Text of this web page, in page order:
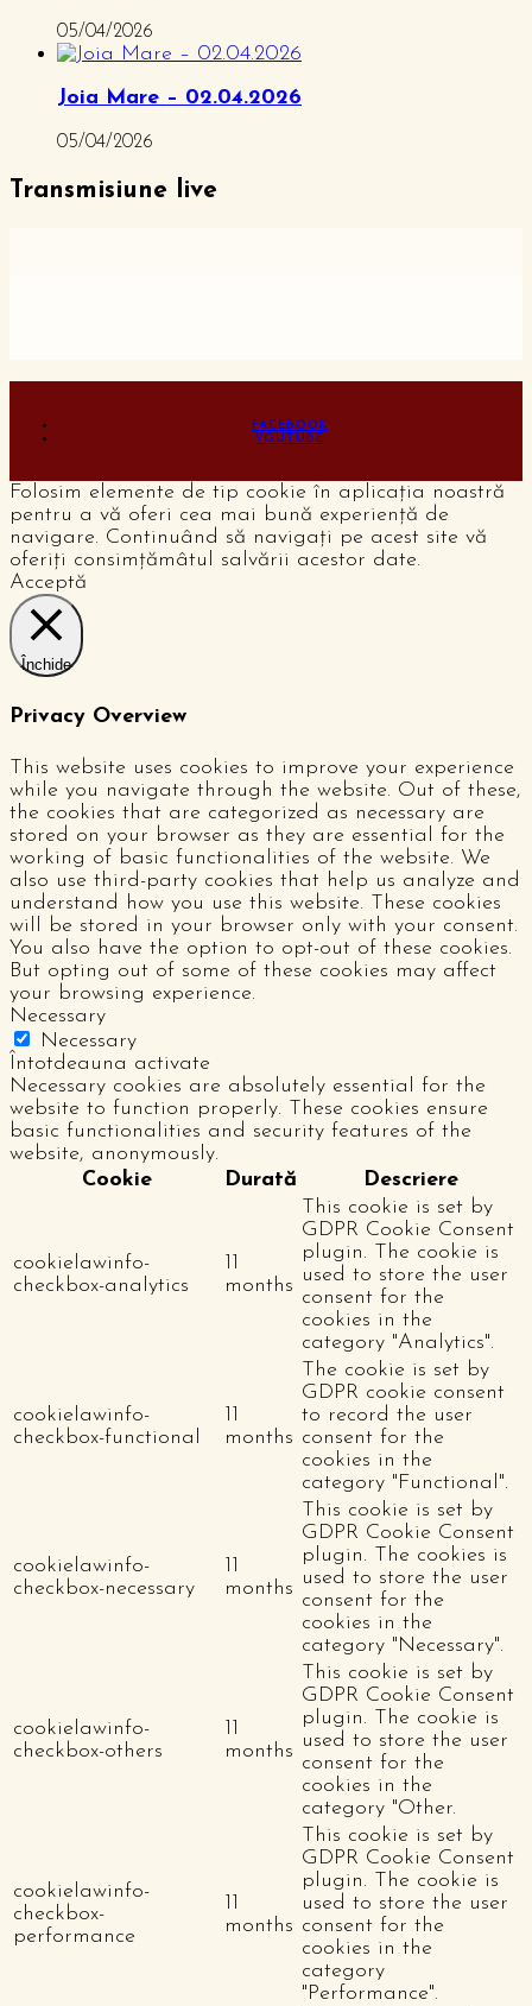
05/04/2026
Joia Mare – 02.04.2026
05/04/2026
Transmisiune live
FACEBOOK
YOUTUBE
Folosim elemente de tip cookie în aplicația noastră
pentru a vă oferi cea mai bună experiență de
navigare. Continuând să navigați pe acest site vă
oferiți consimțămâtul salvării acestor date.
Acceptă
Închide
Privacy Overview
This website uses cookies to improve your experience
while you navigate through the website. Out of these,
the cookies that are categorized as necessary are
stored on your browser as they are essential for the
working of basic functionalities of the website. We
also use third-party cookies that help us analyze and
understand how you use this website. These cookies
will be stored in your browser only with your consent.
You also have the option to opt-out of these cookies.
But opting out of some of these cookies may affect
your browsing experience.
Necessary
Necessary
Întotdeauna activate
Necessary cookies are absolutely essential for the
website to function properly. These cookies ensure
basic functionalities and security features of the
website, anonymously.
Cookie
Durată Descriere
cookielawinfo-
checkbox-analytics
11
months
This cookie is set by
GDPR Cookie Consent
plugin. The cookie is
used to store the user
consent for the
cookies in the
category "Analytics".
cookielawinfo-
checkbox-functional
11
months
The cookie is set by
GDPR cookie consent
to record the user
consent for the
cookies in the
category "Functional".
cookielawinfo-
checkbox-necessary
11
months
This cookie is set by
GDPR Cookie Consent
plugin. The cookies is
used to store the user
consent for the
cookies in the
category "Necessary".
cookielawinfo-
checkbox-others
11
months
This cookie is set by
GDPR Cookie Consent
plugin. The cookie is
used to store the user
consent for the
cookies in the
category "Other.
cookielawinfo-
checkbox-
performance
11
months
This cookie is set by
GDPR Cookie Consent
plugin. The cookie is
used to store the user
consent for the
cookies in the
category
"Performance".